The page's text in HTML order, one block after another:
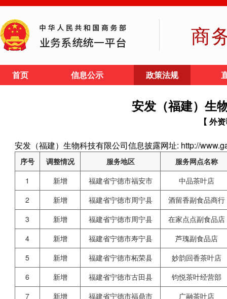
商
首页 信息公示 政策法规
安发（福建）生
【 外
安发（福建）生物科技有限公司信息披露网址: http://
序号 调整情况 服务地区
服务网点名称
1
新增 福建省宁德市福安市
中品茶叶店
2
新增 福建省宁德市周宁县
酒留香副食品商行
3
新增 福建省宁德市周宁县
在家点点副食品店
4
新增 福建省宁德市寿宁县
芦瑰副食品店
5
新增 福建省宁德市柘荣县
妙韵回香茶叶店
6
新增 福建省宁德市古田县
钧悦茶叶经营部
7
新增 福建省宁德市福鼎市
广融茶叶店